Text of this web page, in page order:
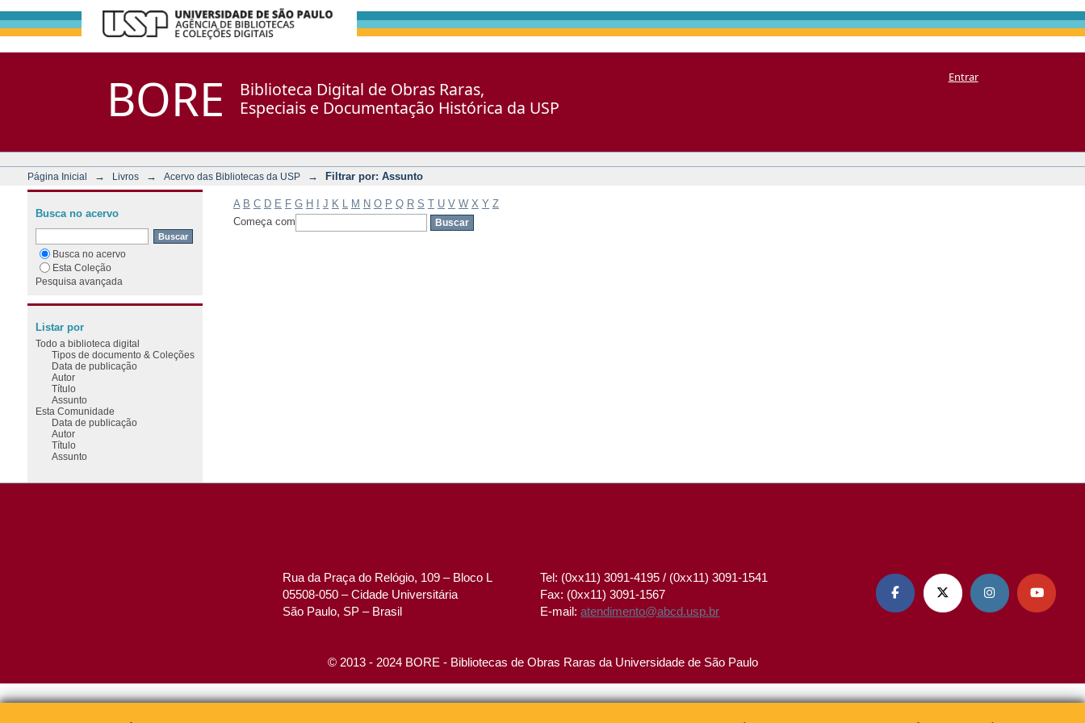
BORE
Biblioteca Digital de Obras Raras,
Especiais e Documentação Histórica da USP
Entrar
Página Inicial → Livros → Acervo das Bibliotecas da USP → Filtrar por: Assunto
A B C D E F G H J K M N O P Q R S T U V W X Y Z
Começa com
Busca no acervo
Busca no acervo
Esta Coleção
Pesquisa avançada
Listar por
Todo a biblioteca digital
Tipos de documento & Coleções
Data de publicação
Autor
Título
Assunto
Esta Comunidade
Data de publicação
Autor
Título
Assunto
Rua da Praça do Relógio, 109 – Bloco L
05508-050 – Cidade Universitária
São Paulo, SP – Brasil
Tel: (0xx11) 3091-4195 / (0xx11) 3091-1541
Fax: (0xx11) 3091-1567
E-mail:atendimento@abcd.usp.br
   
© 2013 - 2024 BORE - Bibliotecas de Obras Raras da Universidade de São Paulo